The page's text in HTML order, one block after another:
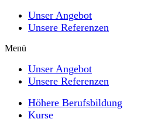
Unser Angebot
Unsere Referenzen
Menü
Unser Angebot
Unsere Referenzen
Höhere Berufsbildung
Kurse